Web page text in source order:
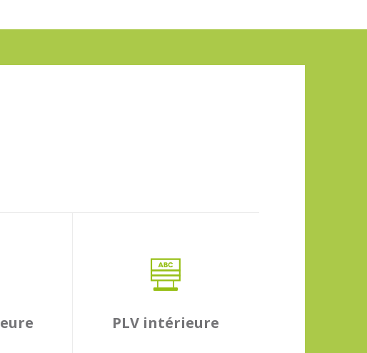
PLV intérieure